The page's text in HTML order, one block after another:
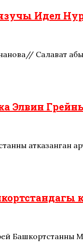
Идел
Салават
Элвин
атказанган
Башкортстанның